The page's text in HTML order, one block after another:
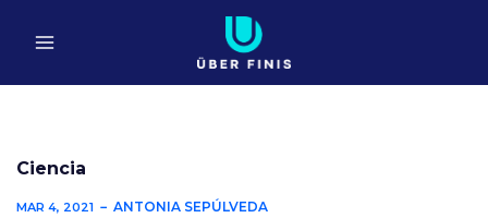
Ciencia
MAR 4, 2021 ANTONIA SEPÚLVEDA